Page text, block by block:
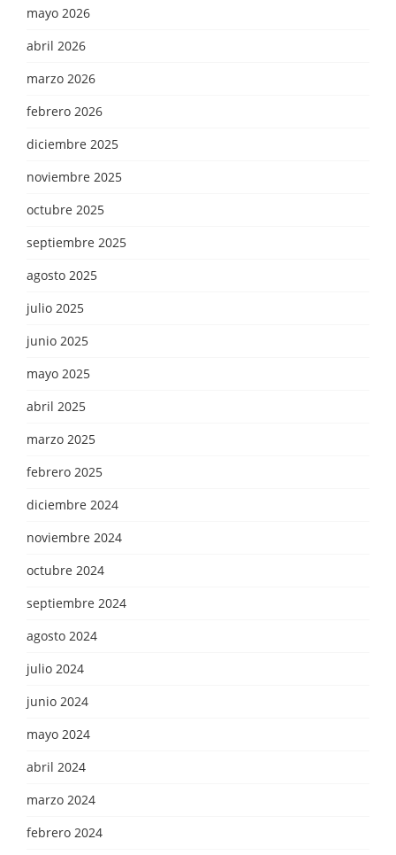
mayo 2026
abril 2026
marzo 2026
febrero 2026
diciembre 2025
noviembre 2025
octubre 2025
septiembre 2025
agosto 2025
julio 2025
junio 2025
mayo 2025
abril 2025
marzo 2025
febrero 2025
diciembre 2024
noviembre 2024
octubre 2024
septiembre 2024
agosto 2024
julio 2024
junio 2024
mayo 2024
abril 2024
marzo 2024
febrero 2024